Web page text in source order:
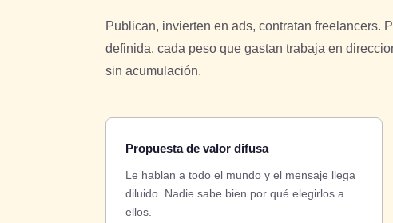
Publican, invierten en ads, contratan freelancers.
definida, cada peso que gastan trabaja en
sin acumulación.
Propuesta de valor difusa
Le hablan a todo el mundo y el mensaje llega
diluido. Nadie sabe bien por qué elegirlos a
ellos.